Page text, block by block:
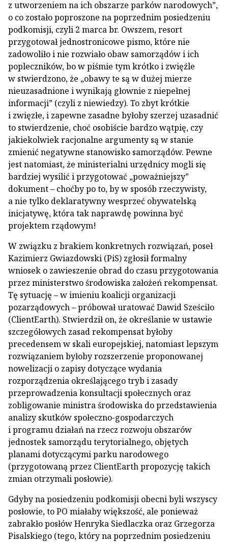
z utworzeniem na ich obszarze parków narodowych”,
o co zostało poproszone na poprzednim posiedzeniu
podkomisji, czyli 2 marca br. Owszem, resort
przygotował jednostronicowe pismo, które nie
zadowoliło i nie rozwiało obaw samorządów i ich
popleczników, bo w piśmie tym krótko i zwięźle
w stwierdzono, że „obawy te są w dużej mierze
nieuzasadnione i wynikają głownie z niepełnej
informacji” (czyli z niewiedzy). To zbyt krótkie
i zwięzłe, i zapewne zasadne byłoby szerzej uzasadnić
to stwierdzenie, choć osobiście bardzo wątpię, czy
jakiekolwiek racjonalne argumenty są w stanie
zmienić negatywne stanowisko samorządów. Pewne
jest natomiast, że ministerialni urzędnicy mogli się
bardziej wysilić i przygotować „poważniejszy”
dokument – choćby po to, by w sposób rzeczywisty,
a nie tylko deklaratywny wesprzeć obywatelską
inicjatywę, która tak naprawdę powinna być
projektem rządowym!
W związku z brakiem konkretnych rozwiązań, poseł
Kazimierz Gwiazdowski (PiS) zgłosił formalny
wniosek o zawieszenie obrad do czasu przygotowania
przez ministerstwo środowiska założeń rekompensat.
Tę sytuację – w imieniu koalicji organizacji
pozarządowych – próbował uratować Dawid Sześciło
(ClientEarth). Stwierdził on, że określanie w ustawie
szczegółowych zasad rekompensat byłoby
precedensem w skali europejskiej, natomiast lepszym
rozwiązaniem byłoby rozszerzenie proponowanej
nowelizacji o zapisy dotyczące wydania
rozporządzenia określającego tryb i zasady
przeprowadzenia konsultacji społecznych oraz
zobligowanie ministra środowiska do przedstawienia
analizy skutków społeczno-gospodarczych
i programu działań na rzecz rozwoju obszarów
jednostek samorządu terytorialnego, objętych
planami dotyczącymi parku narodowego
(przygotowaną przez ClientEarth propozycję takich
zmian otrzymali posłowie).
Gdyby na posiedzeniu podkomisji obecni byli wszyscy
posłowie, to PO miałaby większość, ale ponieważ
zabrakło posłów Henryka Siedlaczka oraz Grzegorza
Pisalskiego (tego, który na poprzednim posiedzeniu